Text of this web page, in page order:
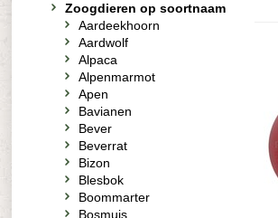
Zoogdieren op soortnaam
Aardeekhoorn
Aardwolf
Alpaca
Alpenmarmot
Apen
Bavianen
Bever
Beverrat
Bizon
Blesbok
Boommarter
Bosmuis